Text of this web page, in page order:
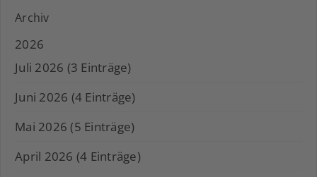
Archiv
2026
Juli 2026 (3 Einträge)
Juni 2026 (4 Einträge)
Mai 2026 (5 Einträge)
April 2026 (4 Einträge)